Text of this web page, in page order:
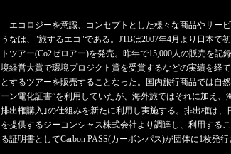
エコロジーを意識、コンセプトとした様々な商品やサー
うなは、"旅するエコ"である。JTBは2007年4月より日本で
トツアー(Co2ゼロアー)を発売。昨年で15,000人の販売を
境経営大賞で環境プロジクト賞を受賞するなどの実績を経
とするツアーを販売することなった。国内旅行商品では自
ーン電化証書”を利用していたが、海外旅ではそれに加え
排出権購入｣の仕組みを新たに利用し実施する。排出権は
を提供するジーコンシャス株式会社より調達し、利用する
る証明書としてCarbon PASS(カーボンパス)が団体に1枚発行